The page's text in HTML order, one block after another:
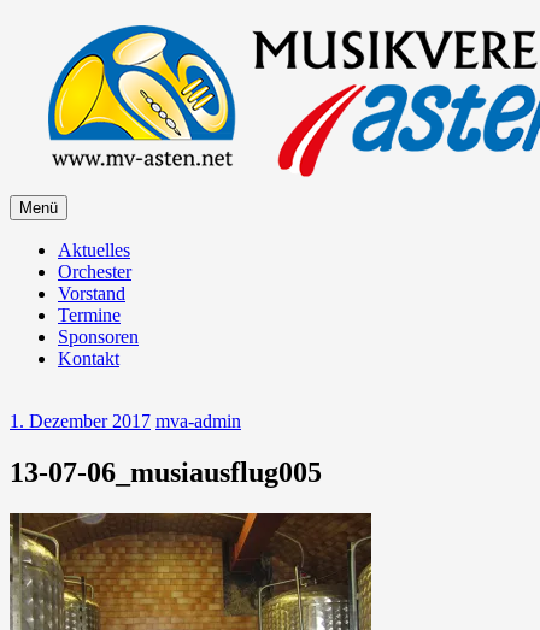
springen
Musikverein Asten
Menü Zum
Inhalt
springen
Aktuelles
Orchester
Vorstand
Termine
Sponsoren
Kontakt
1. Dezember 2017 mva-admin
13-07-06_musiausflug005